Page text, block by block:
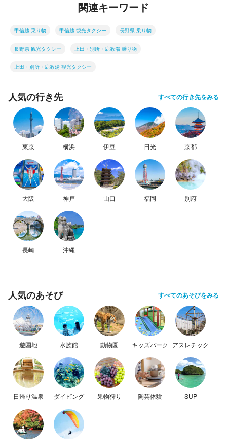
関連キーワード
甲信越 乗り物 甲信越 観光タクシー 長野県 乗り物
長野県 観光タクシー 上田・別所・鹿教湯 乗り物
上田・別所・鹿教湯 観光タクシー
人気の行き先 すべての行き先をみる
東京 横浜 伊豆 日光 京都
大阪 神戸 山口 福岡 別府
長崎 沖縄
人気のあそび すべてのあそびをみる
遊園地 水族館 動物園 キッズパーク アスレチック
日帰り温泉 ダイビング 果物狩り 陶芸体験 SUP